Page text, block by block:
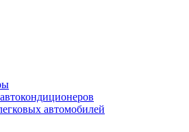
автомобилей